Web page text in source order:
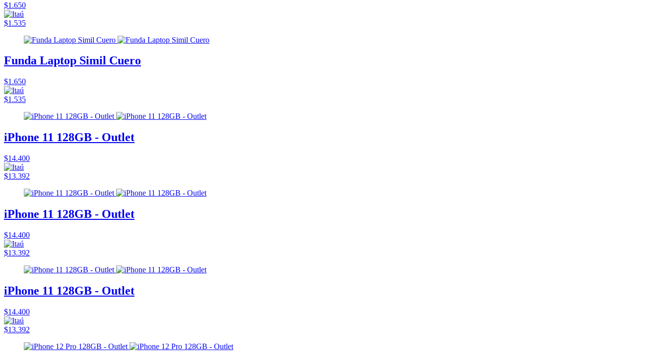
$1.650
$1.535
Funda Laptop Simil Cuero
$1.650
$1.535
iPhone 11 128GB - Outlet
$14.400
$13.392
iPhone 11 128GB - Outlet
$14.400
$13.392
iPhone 11 128GB - Outlet
$14.400
$13.392